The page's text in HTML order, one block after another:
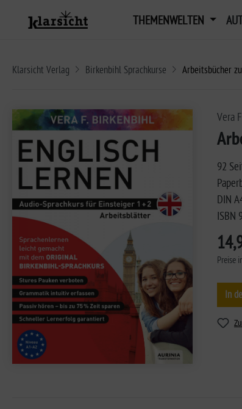
THEMENWELTEN
Klarsicht Verlag Birkenbihl Sprachkurse Arbeitsbücher
Vera
92
DIN
ISBN
Preise
In